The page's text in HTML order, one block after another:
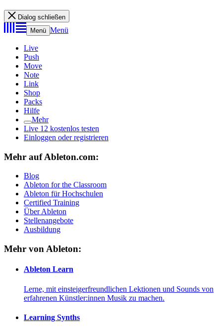
Dialog schließen
Menü Menü
Live
Push
Move
Note
Link
Shop
Packs
Hilfe
Mehr
Live 12 kostenlos testen
Einloggen oder registrieren
Mehr auf Ableton.com:
Blog
Ableton for the Classroom
Ableton für Hochschulen
Certified Training
Über Ableton
Stellenangebote
Ausbildung
Mehr von Ableton:
Ableton Learn
Lerne, mit einsteigerfreundlichen Lektionen und Sounds von
erfahrenen Künstler:innen Musik zu machen.
Learning Synths